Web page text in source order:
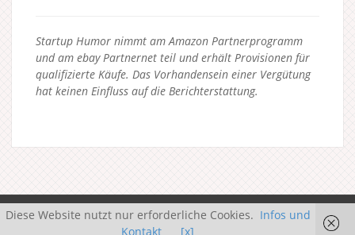
Startup Humor nimmt am Amazon Partnerprogramm
und am ebay Partnernet teil und erhält Provisionen für
qualifizierte Käufe. Das Vorhandensein einer Vergütung
hat keinen Einfluss auf die Berichterstattung.
Diese Website nutzt nur erforderliche Cookies. Infos und
Kontakt
[x]